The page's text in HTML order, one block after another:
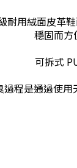
耐用絨面皮革
穩固而方
可拆式
程是通過使